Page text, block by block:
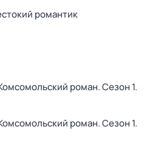
романтик
роман. Сезон 1.
роман. Сезон 1.